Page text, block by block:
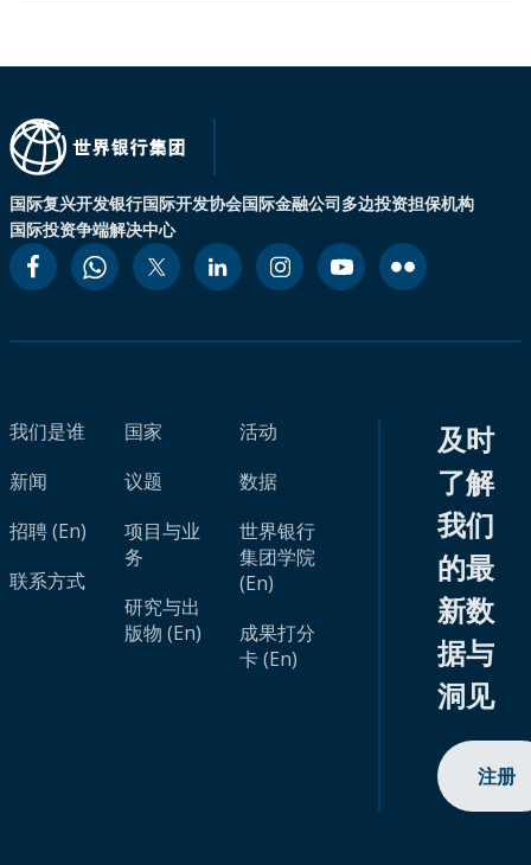
国际复兴开发银行国际开发协会国际金融公司多边投资担保机构
国际投资争端解决中心
我们是谁
新闻
招聘 (En)
联系方式
国家
议题
项目与业
务
研究与出
版物 (En)
活动
数据
世界银行
集团学院
(En)
成果打分
卡 (En)
及时
了解
我们
的最
新数
据与
洞见
注册